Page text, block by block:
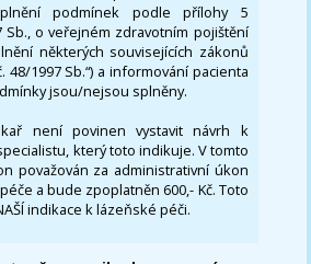
podmínek podle přílohy 5
Sb., o veřejném zdravotním pojištění
některých souvisejících zákonů
48/1997 Sb.“) a informování pacienta
jsou/nejsou splněny.
není povinen vystavit návrh k
který toto indikuje. V tomto
považován za administrativní úkon
a bude zpoplatněn 600,- Kč. Toto
indikace k lázeňské péči.